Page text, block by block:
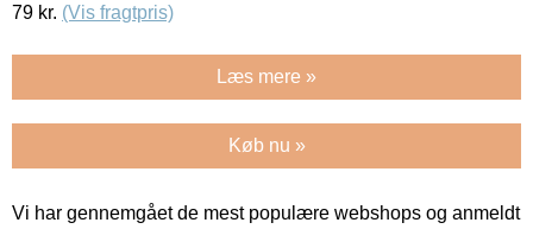
79 kr. (Vis fragtpris)
Læs mere »
Køb nu »
Vi har gennemgået de mest populære webshops og anmeldt